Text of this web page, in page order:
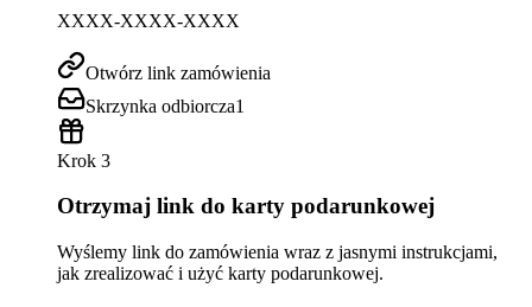
XXXX-XXXX-XXXX
Otwórz link zamówienia
Skrzynka odbiorcza1
Krok 3
Otrzymaj link do karty podarunkowej
Wyślemy link do zamówienia wraz z jasnymi instrukcjami,
jak zrealizować i użyć karty podarunkowej.